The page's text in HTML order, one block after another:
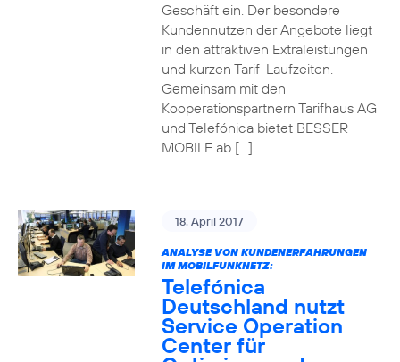
Geschäft ein. Der besondere
Kundennutzen der Angebote liegt
in den attraktiven Extraleistungen
und kurzen Tarif-Laufzeiten.
Gemeinsam mit den
Kooperationspartnern Tarifhaus AG
und Telefónica bietet BESSER
MOBILE ab […]
18. April 2017
ANALYSE VON KUNDENERFAHRUNGEN
IM MOBILFUNKNETZ:
Telefónica
Deutschland nutzt
Service Operation
Center für